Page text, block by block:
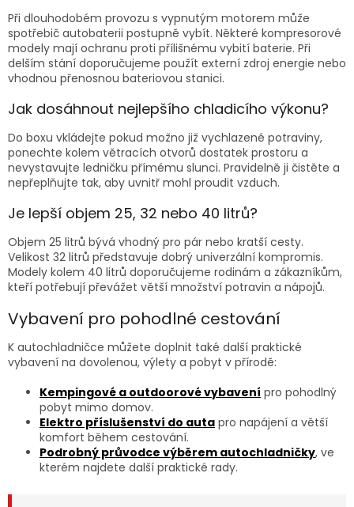
Při dlouhodobém provozu s vypnutým motorem může
spotřebič autobaterii postupně vybít. Některé kompresorové
modely mají ochranu proti přílišnému vybití baterie. Při
delším stání doporučujeme použít externí zdroj energie nebo
vhodnou přenosnou bateriovou stanici.
Jak dosáhnout nejlepšího chladicího výkonu?
Do boxu vkládejte pokud možno již vychlazené potraviny,
ponechte kolem větracích otvorů dostatek prostoru a
nevystavujte ledničku přímému slunci. Pravidelně ji čistěte a
nepřeplňujte tak, aby uvnitř mohl proudit vzduch.
Je lepší objem 25, 32 nebo 40 litrů?
Objem 25 litrů bývá vhodný pro pár nebo kratší cesty.
Velikost 32 litrů představuje dobrý univerzální kompromis.
Modely kolem 40 litrů doporučujeme rodinám a zákazníkům,
kteří potřebují převážet větší množství potravin a nápojů.
Vybavení pro pohodlné cestování
K autochladničce můžete doplnit také další praktické
vybavení na dovolenou, výlety a pobyt v přírodě:
Kempingové a outdoorové vybavení pro pohodlný
pobyt mimo domov.
Elektro příslušenství do auta pro napájení a větší
komfort během cestování.
Podrobný průvodce výběrem autochladničky, ve
kterém najdete další praktické rady.